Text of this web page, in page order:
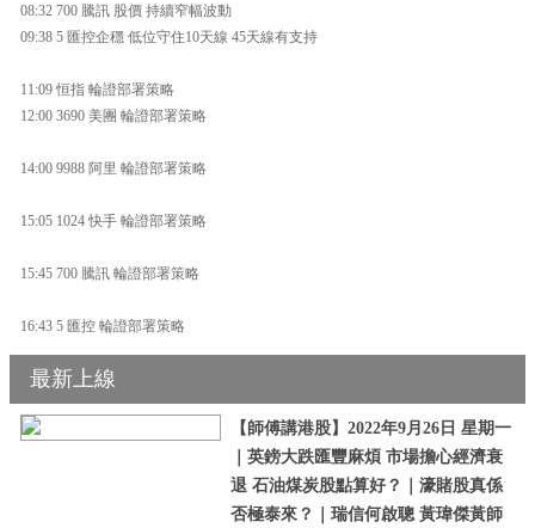
08:32 700 騰訊 股價 持續窄幅波動
09:38 5 匯控企穩 低位守住10天線 45天線有支持
11:09 恒指 輪證部署策略
12:00 3690 美團 輪證部署策略
14:00 9988 阿里 輪證部署策略
15:05 1024 快手 輪證部署策略
15:45 700 騰訊 輪證部署策略
16:43 5 匯控 輪證部署策略
最新上線
【師傅講港股】2022年9月26日 星期一
｜英鎊大跌匯豐麻煩 市場擔心經濟衰
退 石油煤炭股點算好？｜濠賭股真係
否極泰來？｜瑞信何啟聰 黃瑋傑黃師